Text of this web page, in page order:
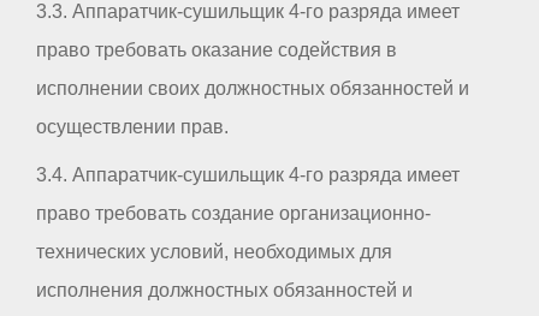
3.3. Аппаратчик-сушильщик 4-го разряда имеет
право требовать оказание содействия в
исполнении своих должностных обязанностей и
осуществлении прав.
3.4. Аппаратчик-сушильщик 4-го разряда имеет
право требовать создание организационно-
технических условий, необходимых для
исполнения должностных обязанностей и